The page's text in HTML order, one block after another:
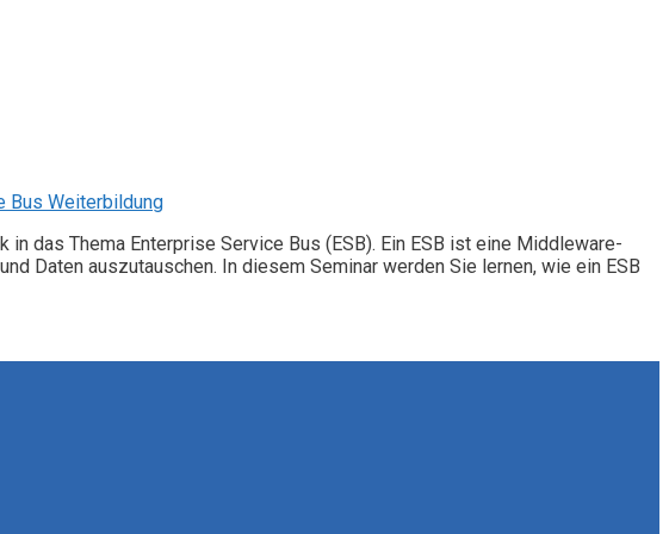
Bus Weiterbildung
das Thema Enterprise Service Bus (ESB). Ein ESB ist eine Middleware-
Daten auszutauschen. In diesem Seminar werden Sie lernen, wie ein ESB